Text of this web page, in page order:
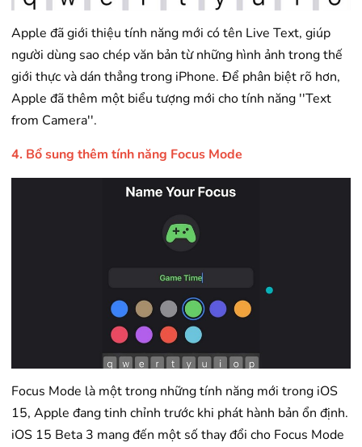
Apple đã giới thiệu tính năng mới có tên Live Text, giúp
người dùng sao chép văn bản từ những hình ảnh trong thế
giới thực và dán thẳng trong iPhone. Để phân biệt rõ hơn,
Apple đã thêm một biểu tượng mới cho tính năng ''Text
from Camera''.
4. Bổ sung thêm tính năng Focus Mode
Focus Mode là một trong những tính năng mới trong iOS
15, Apple đang tinh chỉnh trước khi phát hành bản ổn định.
iOS 15 Beta 3 mang đến một số thay đổi cho Focus Mode